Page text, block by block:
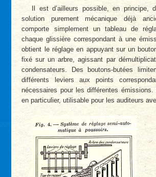
Il est d’ailleurs possible, en principe,
solution purement mécanique déjà
comporte simplement un tableau de
chaque glissière correspondant à une
obtient le réglage en appuyant sur un
fixé sur un arbre, agissant par
condensateurs. Des boutons-butées
différents leviers aux points
nécessaires pour les différentes
en particulier, utilisable pour les auditeurs